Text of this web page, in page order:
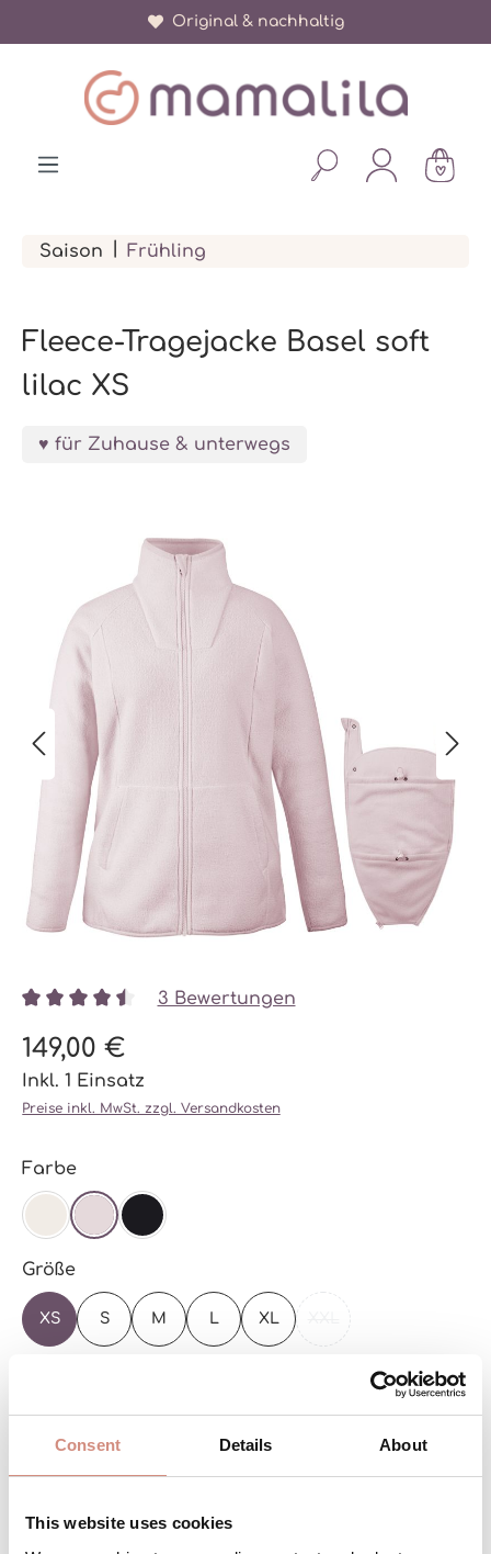
Consent Details About
This website uses cookies
Original & nachhaltig
Saison Frühling
Fleece-Tragejacke Basel soft
lilac XS
für Zuhause & unterwegs
3 Bewertungen
149,00 €
Inkl. 1 Einsatz
Preise inkl. MwSt. zzgl. Versandkosten
Farbeauswählen
OFF-WHITESOFT LILAC
SCHWARZ
Größeauswählen
XS S M L XL (DIESE OPTION IST
dir!